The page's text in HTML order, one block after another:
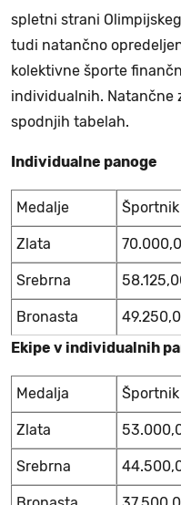
spletni strani
tudi natančno
kolektivne športe
individualnih. Natančne
spodnjih tabelah.
Individualne panoge
Medalje Športnik
Zlata
Srebrna
Bronasta
Ekipe v individualnih
Medalja Športnik
Zlata
Srebrna